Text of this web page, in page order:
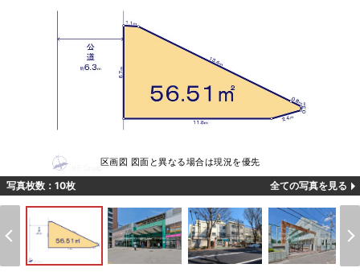
区画図 図面と異なる場合は現況を優先
写真枚数：10枚 全ての写真を見る